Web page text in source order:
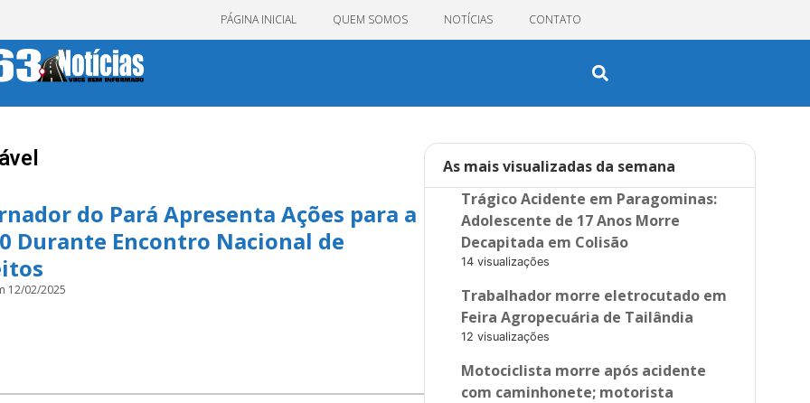
PÁGINA INICIAL QUEM SOMOS NOTÍCIAS CONTATO
do Pará Apresenta Ações para a
Durante Encontro Nacional de
12/02/2025
As mais visualizadas da semana
Trágico Acidente em Paragominas:
Adolescente de 17 Anos Morre
Decapitada em Colisão
14 visualizações
Trabalhador morre eletrocutado em
Feira Agropecuária de Tailândia
12 visualizações
Motociclista morre após acidente
com caminhonete; motorista